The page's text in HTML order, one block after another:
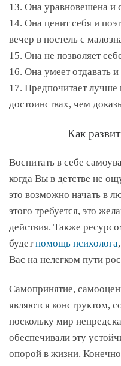
13. Она уравновешена и
14. Она ценит себя и
вечер в постель с
15. Она не позволяет
16. Она умеет отдавать
17. Предпочитает лучше
достоинствах, чем
Как
Воспитать в себе
когда Вы в детстве не
это возможно начать в
этого требуется, это
действия. Также
будетпомощь психолога
Вас на нелегком пути
Самопринятие,
являются конструктом,
поскольку мир
обеспечивали эту
опорой в жизни.